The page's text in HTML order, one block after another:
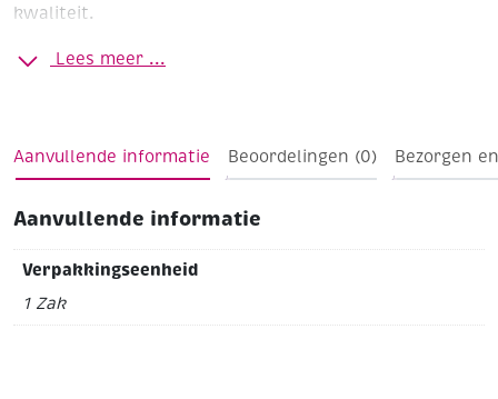
kwaliteit.
Lengte 11 cmØ 15 mm
Lees meer ...
Aanvullende informatie Beoordelingen (0) Bezorgen
Aanvullende informatie
Verpakkingseenheid
1 Zak